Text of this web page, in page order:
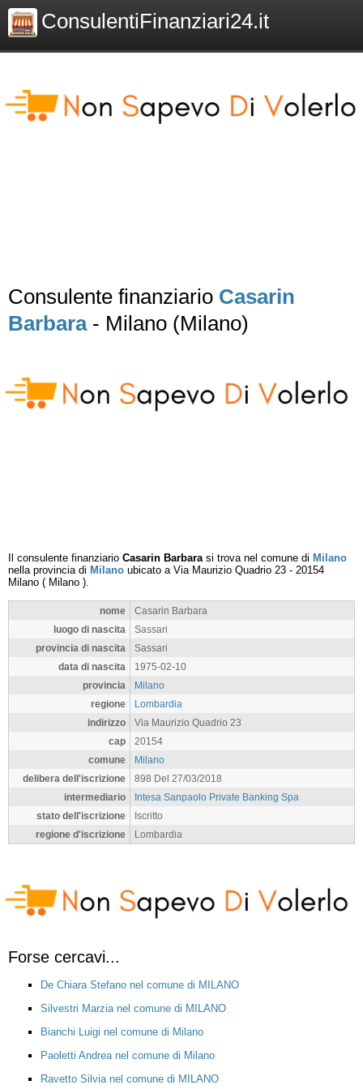
ConsulentiFinanziari24.it
Consulente finanziario Casarin
Barbara- Milano (Milano)
Il consulente finanziario Casarin Barbarasi trova nel comune di Milano
nella provincia di Milano ubicato a Via Maurizio Quadrio 23 - 20154
Milano ( Milano ).
nome
Casarin Barbara
luogo di nascita
Sassari
provincia di nascita
Sassari
data di nascita
1975-02-10
provincia
Milano
regione
Lombardia
indirizzo
Via Maurizio Quadrio 23
cap
20154
comune
Milano
delibera dell'iscrizione
898 Del 27/03/2018
intermediario
Intesa Sanpaolo Private Banking Spa
stato dell'iscrizione
Iscritto
regione d'iscrizione
Lombardia
Forse cercavi...
De Chiara Stefano nel comune di MILANO
Silvestri Marzia nel comune di MILANO
Bianchi Luigi nel comune di Milano
Paoletti Andrea nel comune di Milano
Ravetto Silvia nel comune di MILANO